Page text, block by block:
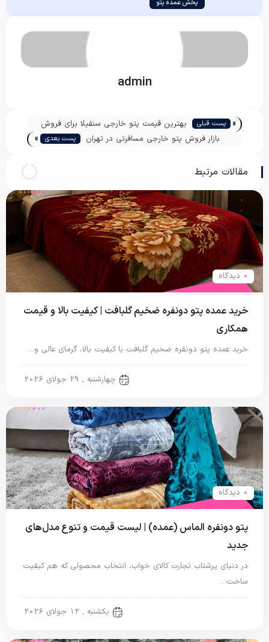
پخش عمده پتو
admin
« پست قبلی
بهترین قیمت پتو خارجی سنفیلا برای فروش
عمده
بازار فروش پتو خارجی مسافرتی در تهران پست بعدی »
مقالات مرتبط
0 دیدگاه
خرید عمده پتو دونفره ضخیم گلبافت | کیفیت بالا و قیمت
همکاری
خرید عمده پتو دونفره ضخیم گلبافت با کیفیت بالا، گرمای عالی و…
چهارشنبه , 29 جولای 2026
0 دیدگاه
پتو دونفره الماس (عمده) | لیست قیمت و تنوع مدل‌های
جدید
در دنیای پرشتاب تجارت کالای خواب، انتخاب محصولی که هم کیفیت
ساخت…
یکشنبه , 12 جولای 2026